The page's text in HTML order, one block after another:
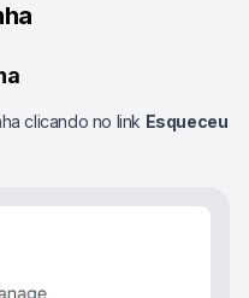
clicando no link Esqueceu